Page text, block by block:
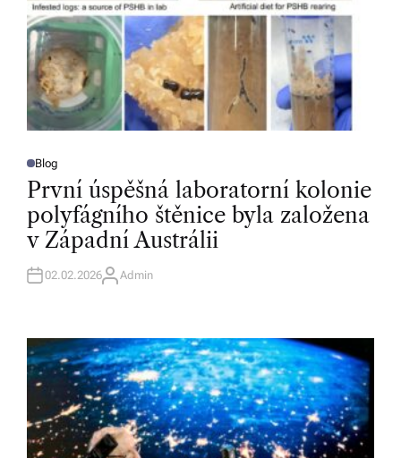
P
O
E
D
I
N
Blog
První úspěšná laboratorní kolonie
polyfágního štěnice byla založena
v Západní Austrálii
02.02.2026A
R
Admin